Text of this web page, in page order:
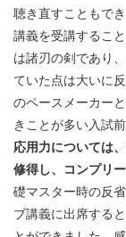
聴き直すこともで
講義を受講するこ
は諸刃の剣であり
ていた点は大いに
のペースメーカー
きことが多い入試
応用力については
修得し、コンプリ
礎マスター時の反
ブ講義に出席する